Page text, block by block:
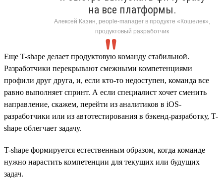
на все платформы.
Алексей Казин, people-manager в продукте «Кошелек»,
продуктовый разработчик
Еще T-shape делает продуктовую команду стабильной.
Разработчики перекрывают смежными компетенциями
профили друг друга, и, если кто-то недоступен, команда все
равно выполняет спринт. А если специалист хочет сменить
направление, скажем, перейти из аналитиков в iOS-
разработчики или из автотестирования в бэкенд-разработку, T-
shape облегчает задачу.
T-shape формируется естественным образом, когда команде
нужно нарастить компетенции для текущих или будущих
задач.